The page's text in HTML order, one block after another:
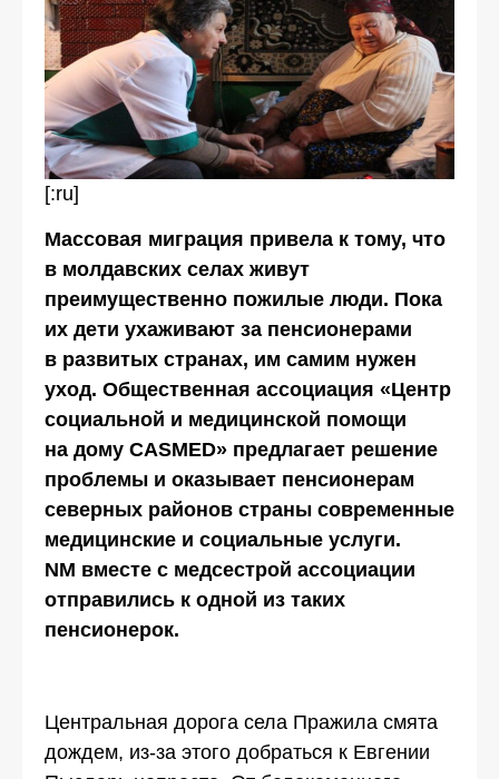
[:ru]
Массовая миграция привела к тому, что
в молдавских селах живут
преимущественно пожилые люди. Пока
их дети ухаживают за пенсионерами
в развитых странах, им самим нужен
уход. Общественная ассоциация «Центр
социальной и медицинской помощи
на дому CASMED» предлагает решение
проблемы и оказывает пенсионерам
северных районов страны современные
медицинские и социальные услуги.
NM вместе с медсестрой ассоциации
отправились к одной из таких
пенсионерок.
Центральная дорога села Пражила смята
дождем, из-за этого добраться к Евгении